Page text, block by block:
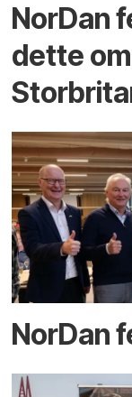
NorDan
dette
NorDan